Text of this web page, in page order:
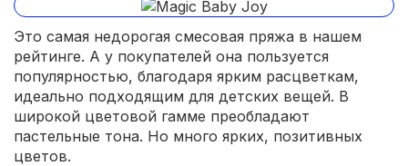
Это самая недорогая смесовая пряжа в нашем
рейтинге. А у покупателей она пользуется
популярностью, благодаря ярким расцветкам,
идеально подходящим для детских вещей. В
широкой цветовой гамме преобладают
пастельные тона. Но много ярких, позитивных
цветов.